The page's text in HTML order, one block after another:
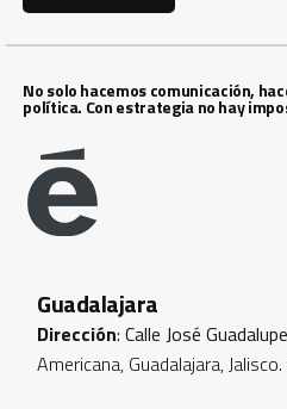
No solo hacemos comunicación,
política. Con estrategia no hay
Guadalajara
Dirección: Calle José
Americana, Guadalajara,